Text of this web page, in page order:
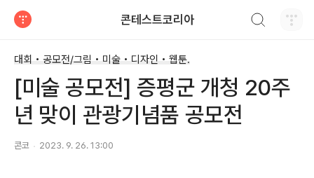
콘테스트코리아
대회 • 공모전/그림 • 미술 • 디자인 • 웹툰.
[미술 공모전] 증평군 개청 20주
년 맞이 관광기념품 공모전
콘코 2023. 9. 26. 13:00